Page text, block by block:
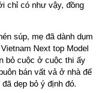
chỉ có như vậy, đồng
súp, mẹ đã dành dụm
Next top Model
bỏ cuộc ở cuộc thi ấy
bán vất vả ở nhà để
dẹp bỏ ý định đó.